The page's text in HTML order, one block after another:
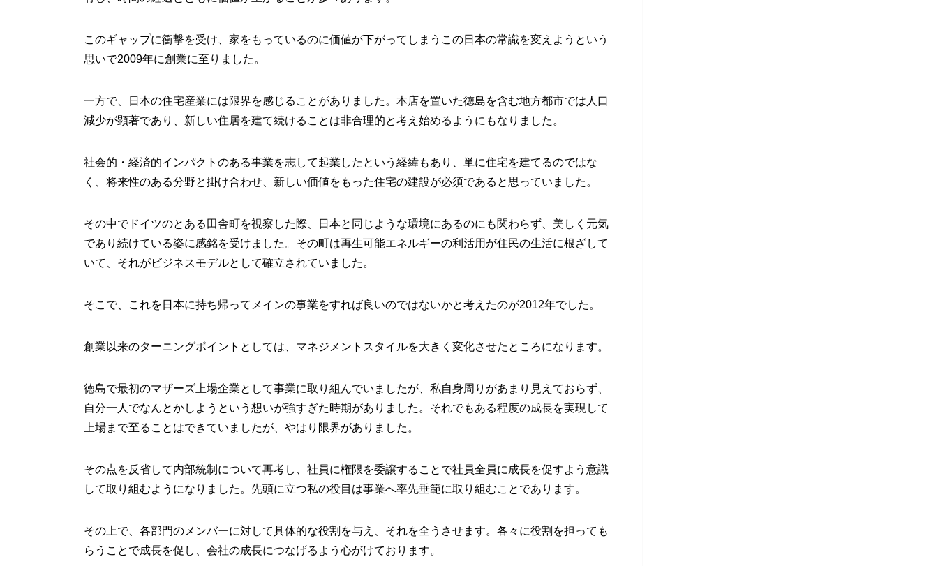
このギャップに衝撃を受け、家をもっているのに価値が下がってしまうこの日本の常識を変えようという
思いで2009年に創業に至りました。
一方で、日本の住宅産業には限界を感じることがありました。本店を置いた徳島を含む地方都市では人口
減少が顕著であり、新しい住居を建て続けることは非合理的と考え始めるようにもなりました。
社会的・経済的インパクトのある事業を志して起業したという経緯もあり、単に住宅を建てるのではな
く、将来性のある分野と掛け合わせ、新しい価値をもった住宅の建設が必須であると思っていました。
その中でドイツのとある田舎町を視察した際、日本と同じような環境にあるのにも関わらず、美しく元気
であり続けている姿に感銘を受けました。その町は再生可能エネルギーの利活用が住民の生活に根ざして
いて、それがビジネスモデルとして確立されていました。
そこで、これを日本に持ち帰ってメインの事業をすれば良いのではないかと考えたのが2012年でした。
創業以来のターニングポイントとしては、マネジメントスタイルを大きく変化させたところになります。
徳島で最初のマザーズ上場企業として事業に取り組んでいましたが、私自身周りがあまり見えておらず、
自分一人でなんとかしようという想いが強すぎた時期がありました。それでもある程度の成長を実現して
上場まで至ることはできていましたが、やはり限界がありました。
その点を反省して内部統制について再考し、社員に権限を委譲することで社員全員に成長を促すよう意識
して取り組むようになりました。先頭に立つ私の役目は事業へ率先垂範に取り組むことであります。
その上で、各部門のメンバーに対して具体的な役割を与え、それを全うさせます。各々に役割を担っても
らうことで成長を促し、会社の成長につなげるよう心がけております。